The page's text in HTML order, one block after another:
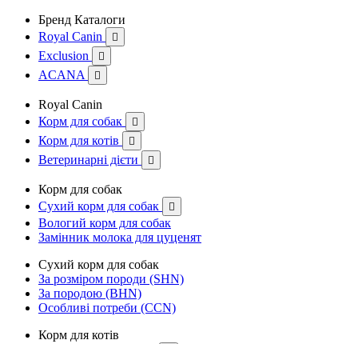
Бренд Каталоги
Royal Canin

Exclusion 
ACANA 
Royal Canin
Корм для собак

Корм для котів 
Ветеринарні дієти 
Корм для собак
Сухий корм для собак

Вологий корм для собак
Замінник молока для цуценят
Сухий корм для собак
За розміром породи (SHN)
За породою (BHN)
Особливі потреби (CCN)
Корм для котів